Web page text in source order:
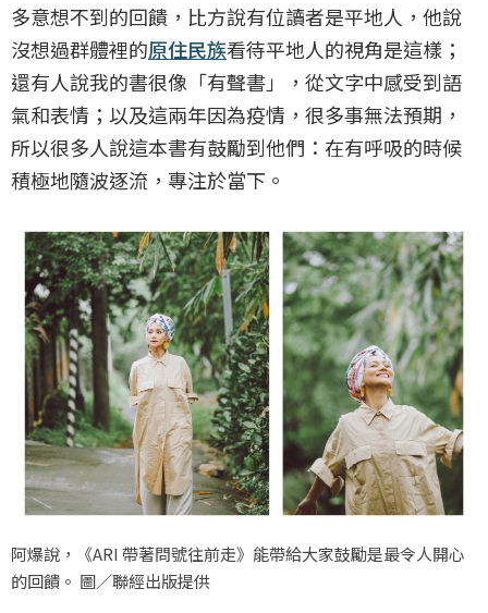
多意想不到的回饋，比方說有位讀者是平地人，他說
沒想過群體裡的原住民族看待平地人的視角是這樣；
還有人說我的書很像「有聲書」，從文字中感受到語
氣和表情；以及這兩年因為疫情，很多事無法預期，
所以很多人說這本書有鼓勵到他們：在有呼吸的時候
積極地隨波逐流，專注於當下。
阿爆說，《ARI 帶著問號往前走》能帶給大家鼓勵是最令人開心
的回饋。 圖／聯經出版提供